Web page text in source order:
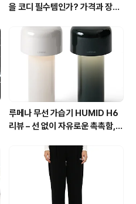
을 코디 필수템인가? 가격과 장점
루메나 무선 가습기 HUMID H6
리뷰 – 선 없이 자유로운 촉촉함,